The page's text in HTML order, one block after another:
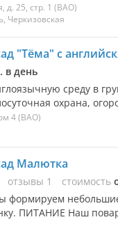
д. 25, стр. 1 (ВАО)
Черкизовская
"Тёма" с
в день
среду в
охрана,
4(ВАО)
Малютка
отзывы 1 стоимость
небольшие
ПИТАНИЕ Наш